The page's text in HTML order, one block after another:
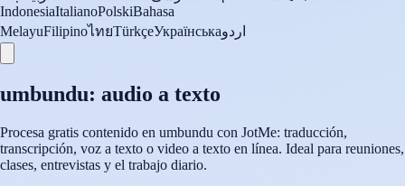
IndonesiaItalianoPolskiBahasa
MelayuFilipinoไทยTürkçeУкраїнськаاردو
umbundu: audio a texto
Procesa gratis contenido en umbundu con JotMe: traducción,
transcripción, voz a texto o video a texto en línea. Ideal para reuniones,
clases, entrevistas y el trabajo diario.